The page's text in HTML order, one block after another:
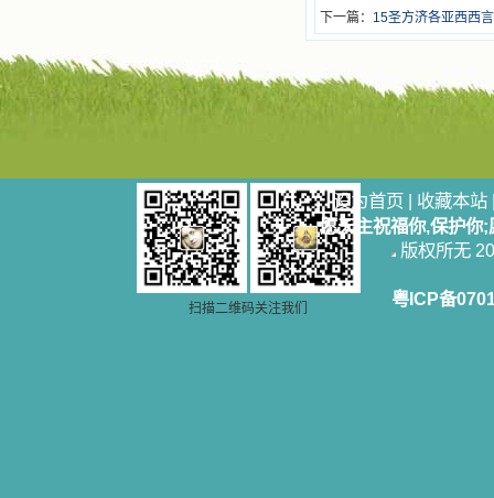
下一篇： 15圣方济各亚西西
扫描二维码关注我们
设为首页 | 收藏本站
愿天主祝福你,保护你
版权所无
粤ICP备